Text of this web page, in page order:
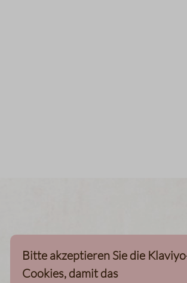
Bitte akzeptieren Sie die
Cookies, damit das